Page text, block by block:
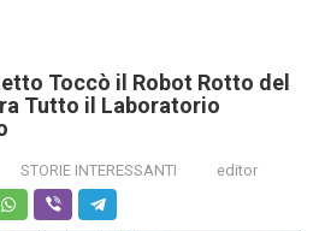
Toccò il Robot Rotto del
Tutto il Laboratorio
STORIE INTERESSANTI editor